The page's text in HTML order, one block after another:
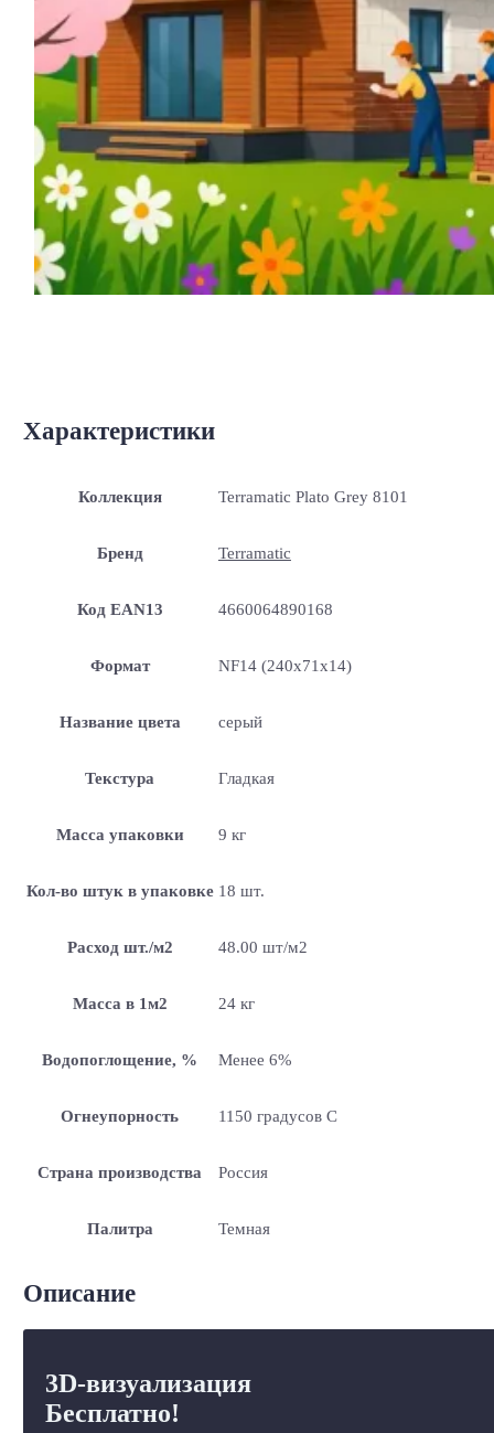
Характеристики
Коллекция Terramatic Plato Grey 8101
Бренд Terramatic
Код EAN13 4660064890168
Формат NF14 (240x71x14)
Название цвета серый
Текстура Гладкая
Масса упаковки 9 кг
Кол-во штук в упаковке 18 шт.
Расход шт./м2 48.00 шт/м2
Масса в 1м2 24 кг
Водопоглощение, % Менее 6%
Огнеупорность 1150 градусов С
Страна производства Россия
Палитра Темная
Описание
3D-визуализация
Бесплатно!